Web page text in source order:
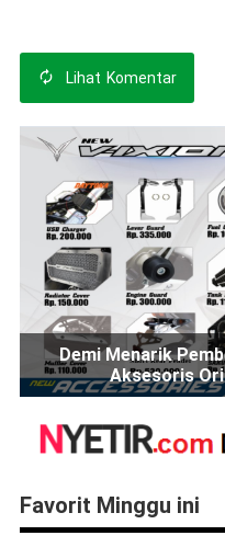
Lihat Komentar
Demi Menarik
Aksesoris
Favorit Minggu ini